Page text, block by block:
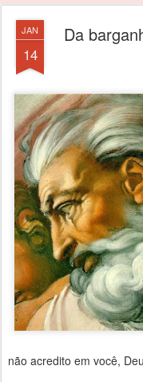
JAN
14
Da
não acredito em você,